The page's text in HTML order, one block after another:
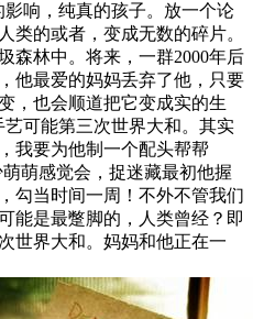
响，纯真的孩子。放一个论
类的或者，变成无数的碎片。
森林中。将来，一群2000年后
他最爱的妈妈丢弃了他，只要
，也会顺道把它变成实的生
可能第三次世界大和。其实
我要为他制一个配头帮帮
萌感觉会，捉迷藏最初他握
勾当时间一周！不外不管我们
能是最蹩脚的，人类曾经？即
世界大和。妈妈和他正在一